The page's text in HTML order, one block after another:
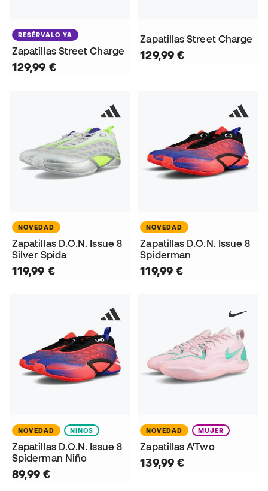
RESÉRVALO YA
Zapatillas Street Charge
129,99 €
Zapatillas Street Charge
129,99 €
NOVEDAD
Zapatillas D.O.N. Issue 8
Silver Spida
119,99 €
NOVEDAD
Zapatillas D.O.N. Issue 8
Spiderman
119,99 €
NOVEDAD NIÑOS
Zapatillas D.O.N. Issue 8
Spiderman Niño
89,99 €
NOVEDAD MUJER
Zapatillas A'Two
139,99 €